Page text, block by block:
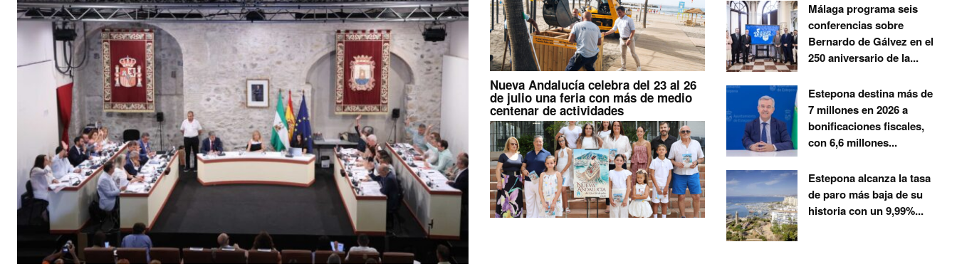
Nueva Andalucía celebra del 23 al 26
de julio una feria con más de medio
centenar de actividades
Málaga programa seis
conferencias sobre
Bernardo de Gálvez en el
250 aniversario de la...
Estepona destina más de
7 millones en 2026 a
bonificaciones fiscales,
con 6,6 millones...
Estepona alcanza la tasa
de paro más baja de su
historia con un 9,99%...